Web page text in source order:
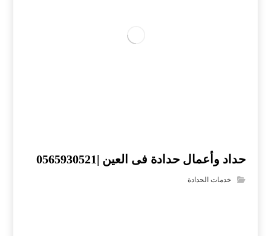
حداد وأعمال حدادة فى العين |0565930521
خدمات الحدادة